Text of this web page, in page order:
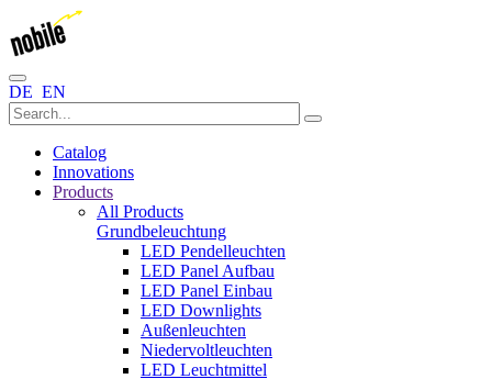
DE EN
Catalog
Innovations
Products
All Products
Grundbeleuchtung
LED Pendelleuchten
LED Panel Aufbau
LED Panel Einbau
LED Downlights
Außenleuchten
Niedervoltleuchten
LED Leuchtmittel